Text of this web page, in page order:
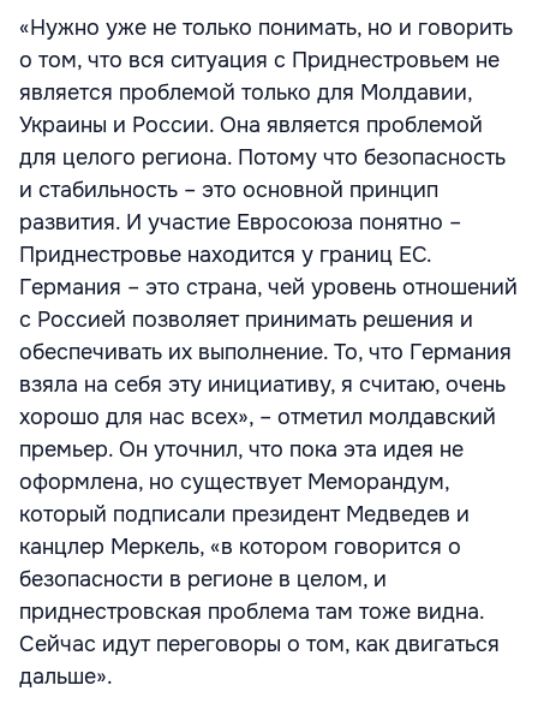
«Нужно уже не только понимать, но и говорить
о том, что вся ситуация с Приднестровьем не
является проблемой только для Молдавии,
Украины и России. Она является проблемой
для целого региона. Потому что безопасность
и стабильность – это основной принцип
развития. И участие Евросоюза понятно –
Приднестровье находится у границ ЕС.
Германия – это страна, чей уровень отношений
с Россией позволяет принимать решения и
обеспечивать их выполнение. То, что Германия
взяла на себя эту инициативу, я считаю, очень
хорошо для нас всех», – отметил молдавский
премьер. Он уточнил, что пока эта идея не
оформлена, но существует Меморандум,
который подписали президент Медведев и
канцлер Меркель, «в котором говорится о
безопасности в регионе в целом, и
приднестровская проблема там тоже видна.
Сейчас идут переговоры о том, как двигаться
дальше».